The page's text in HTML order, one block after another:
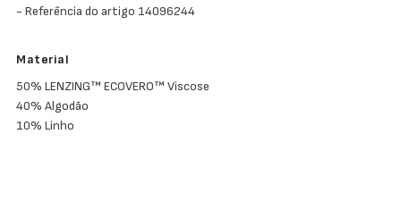
- Referência do artigo 14096244
Material
50% LENZING™ ECOVERO™ Viscose
40% Algodão
10% Linho